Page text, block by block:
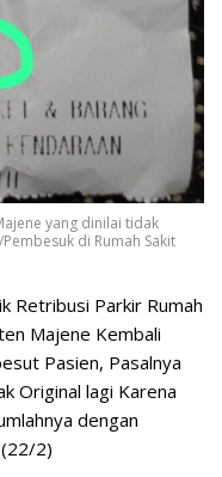
yang dinilai tidak
di Rumah Sakit
Retribusi Parkir Rumah
Majene Kembali
Pasien, Pasalnya
Original lagi Karena
dengan
2)